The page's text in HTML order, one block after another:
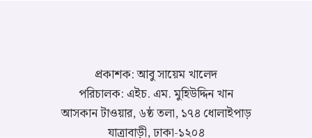
প্রকাশক: আবু সায়েম খালেদ
পরিচালক: এইচ. এম. মুহিউদ্দিন খান
আসকান টাওয়ার, ৬ষ্ঠ তলা, ১৭৪ ধোলাইপাড়
যাত্রাবাড়ী, ঢাকা-১২০৪